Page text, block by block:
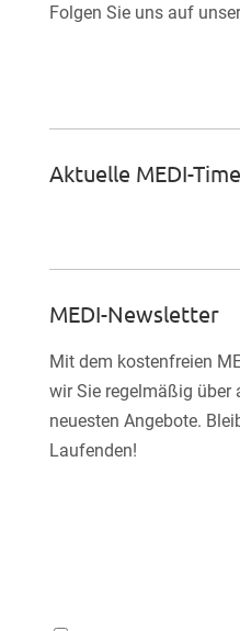
Folgen Sie uns auf
Aktuelle MEDI-
MEDI-Newsletter
Mit dem kostenfreien
wir Sie regelmäßig über
neuesten Angebote.
Laufenden!